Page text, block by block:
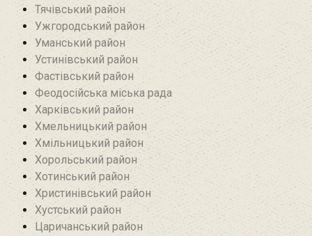
Тячівський район
Ужгородський район
Уманський район
Устинівський район
Фастівський район
Феодосійська міська рада
Харківський район
Хмельницький район
Хмільницький район
Хорольський район
Хотинський район‎
Христинівський район
Хустський район
Царичанський район